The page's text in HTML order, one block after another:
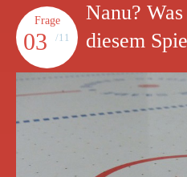
Frage
03 /11
Nanu?
diesem